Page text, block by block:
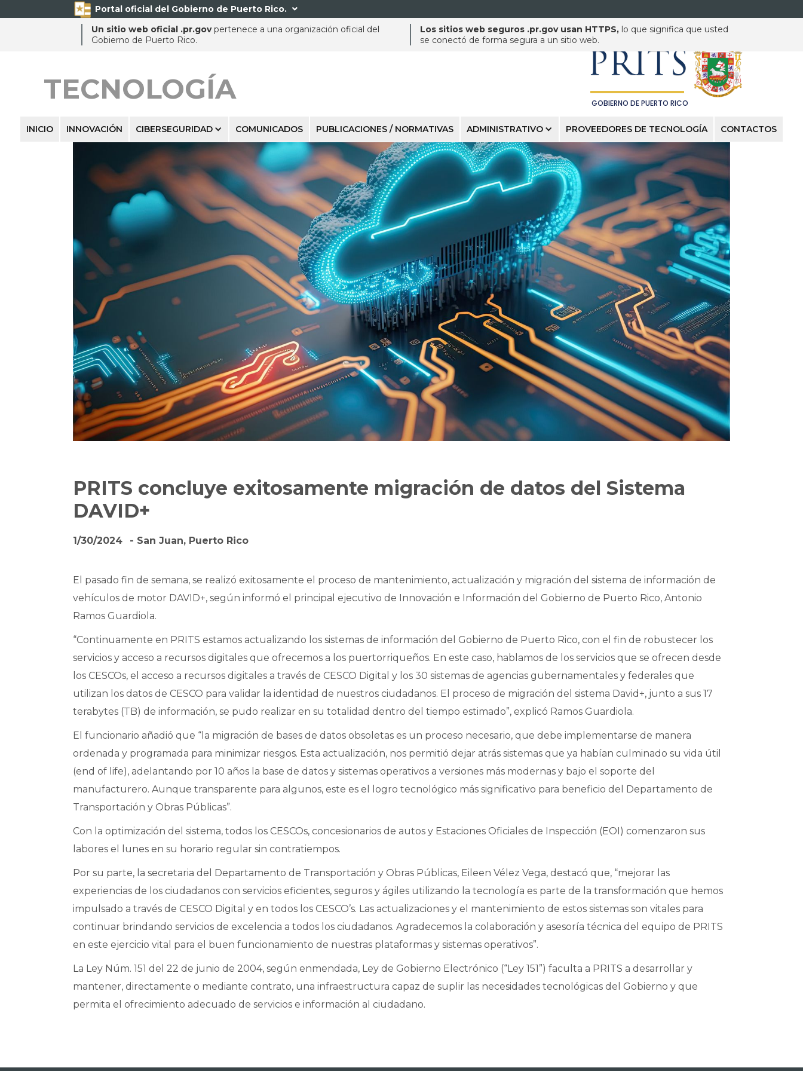
Portal oficial del Gobierno de Puerto Rico. 
Un sitio web oficial .pr.govpertenece a una organización oficial del
Gobierno de Puerto Rico.
Los sitios web seguros .pr.gov usan HTTPS, lo que significa que usted
se conectó de forma segura a un sitio web.
TECNOLOGÍA
PUERTO RICO INNOVATION
PRITS
GOBIERNO DE PUERTO RICO
INICIO INNOVACIÓN CIBERSEGURIDAD COMUNICADOS PUBLICACIONES / NORMATIVAS ADMINISTRATIVO PROVEEDORES DE TECNOLOGÍA CONTACTOS
PRITS concluye exitosamente migración de datos del Sistema
DAVID+
1/30/2024 - San Juan, Puerto Rico
El pasado fin de semana, se realizó exitosamente el proceso de mantenimiento, actualización y migración del sistema de información de
vehículos de motor DAVID+, según informó el principal ejecutivo de Innovación e Información del Gobierno de Puerto Rico, Antonio
Ramos Guardiola.
“Continuamente en PRITS estamos actualizando los sistemas de información del Gobierno de Puerto Rico, con el fin de robustecer los
servicios y acceso a recursos digitales que ofrecemos a los puertorriqueños. En este caso, hablamos de los servicios que se ofrecen desde
los CESCOs, el acceso a recursos digitales a través de CESCO Digital y los 30 sistemas de agencias gubernamentales y federales que
utilizan los datos de CESCO para validar la identidad de nuestros ciudadanos. El proceso de migración del sistema David+, junto a sus 17
terabytes (TB) de información, se pudo realizar en su totalidad dentro del tiempo estimado”, explicó Ramos Guardiola.
El funcionario añadió que “la migración de bases de datos obsoletas es un proceso necesario, que debe implementarse de manera
ordenada y programada para minimizar riesgos. Esta actualización, nos permitió dejar atrás sistemas que ya habían culminado su vida útil
(end of life), adelantando por 10 años la base de datos y sistemas operativos a versiones más modernas y bajo el soporte del
manufacturero. Aunque transparente para algunos, este es el logro tecnológico más significativo para beneficio del Departamento de
Transportación y Obras Públicas”.
Con la optimización del sistema, todos los CESCOs, concesionarios de autos y Estaciones Oficiales de Inspección (EOI) comenzaron sus
labores el lunes en su horario regular sin contratiempos.
Por su parte, la secretaria del Departamento de Transportación y Obras Públicas, Eileen Vélez Vega, destacó que, “mejorar las
experiencias de los ciudadanos con servicios eficientes, seguros y ágiles utilizando la tecnología es parte de la transformación que hemos
impulsado a través de CESCO Digital y en todos los CESCO’s. Las actualizaciones y el mantenimiento de estos sistemas son vitales para
continuar brindando servicios de excelencia a todos los ciudadanos. Agradecemos la colaboración y asesoría técnica del equipo de PRITS
en este ejercicio vital para el buen funcionamiento de nuestras plataformas y sistemas operativos”.
La Ley Núm. 151 del 22 de junio de 2004, según enmendada, Ley de Gobierno Electrónico (“Ley 151”) faculta a PRITS a desarrollar y
mantener, directamente o mediante contrato, una infraestructura capaz de suplir las necesidades tecnológicas del Gobierno y que
permita el ofrecimiento adecuado de servicios e información al ciudadano.